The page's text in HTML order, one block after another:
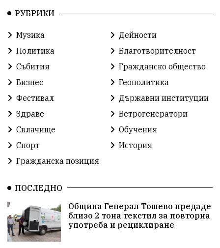
Благотворителност
Работа Народност
Ретро Футбол
Лига екология протест
Одринци Наследство
Концерт Победа Баскетбол
Усмивки история празник
Община Добрич
Шах Балканиада Спорт Световен
Шампион
РУБРИКИ
Музика
Дейности
Политика
Благотворителност
Събития
Гражданско общество
Бизнес
Геополитика
Фестивал
Държавни институции
Здраве
Ветрогенератори
Свлачище
Обучения
Спорт
История
Гражданска позиция
ПОСЛЕДНО
Община Генерал Тошево предаде
близо 2 тона текстил за повторна
употреба и рециклиране